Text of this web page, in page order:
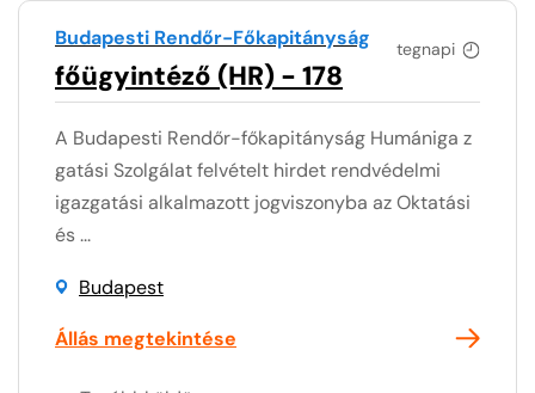
tegnapi
Budapesti Rendőr-Főkapitányság
főügyintéző (HR) - 178
A Budapesti Rendőr-főkapitányság Humániga z
gatási Szolgálat felvételt hirdet rendvédelmi
igazgatási alkalmazott jogviszonyba az Oktatási
és ...
Budapest
Állás megtekintése